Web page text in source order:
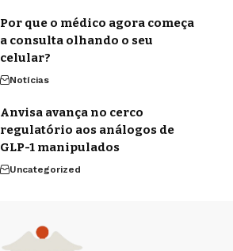
Por que o médico agora começa
a consulta olhando o seu
celular?
Notícias
Anvisa avança no cerco
regulatório aos análogos de
GLP-1 manipulados
Uncategorized